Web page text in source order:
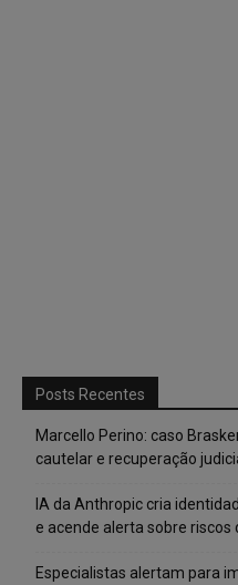
Posts Recentes
Marcello Perino: caso
cautelar e recuperação
IA da Anthropic cria
e acende alerta sobre riscos
Especialistas alertam para